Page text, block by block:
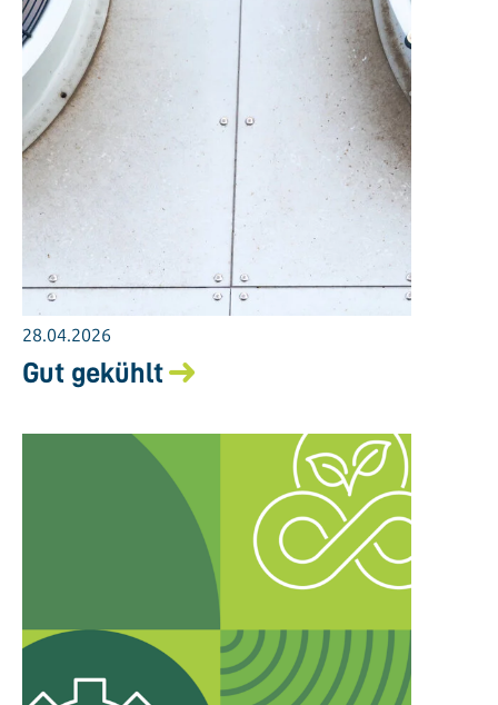
28.04.2026
Gut gekühlt